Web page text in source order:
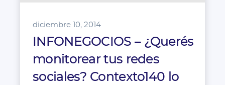
diciembre 10, 2014
INFONEGOCIOS – ¿Querés
monitorear tus redes
sociales? Contexto140 lo